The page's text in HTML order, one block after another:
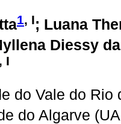
1, I; Luana
Diessy
, I
do Vale do Rio
do Algarve